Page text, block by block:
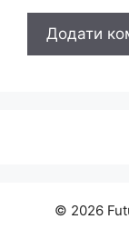
© 2026